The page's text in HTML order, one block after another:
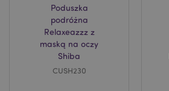
Poduszka
podróżna
Relaxeazzz z
maską na oczy
Shiba
CUSH230
recently_viewed_product